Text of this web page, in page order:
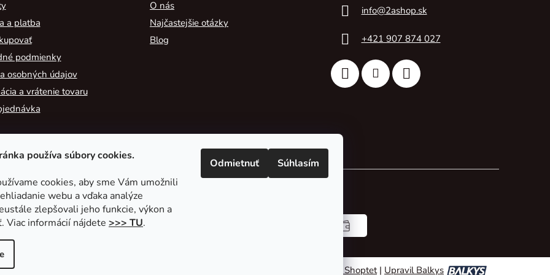
používa súbory cookies.
cookies, aby sme Vám umožnili
webu a vďaka analýze
zlepšovali jeho funkcie, výkon a
Viac informácií nájdete >>> TU.
Odmietnuť Súhlasím
a platba
podmienky
osobných údajov
a vrátenie tovaru
O nás
Najčastejšie otázky
Blog
info@2ashop.sk
+421 907 874 027
2A Acoustic
Vytvoril Shoptet| Upravil Balkys
Upraviť nastavenie cookies